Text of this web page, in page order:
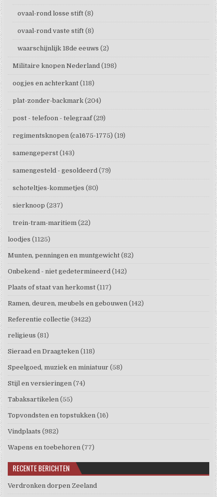
ovaal-rond losse stift (8)
ovaal-rond vaste stift (8)
waarschijnlijk 18de eeuws (2)
Militaire knopen Nederland (198)
oogjes en achterkant (118)
plat-zonder-backmark (204)
post - telefoon - telegraaf (29)
regimentsknopen (ca1675-1775) (19)
samengeperst (143)
samengesteld - gesoldeerd (79)
schoteltjes-kommetjes (80)
sierknoop (237)
trein-tram-maritiem (22)
loodjes (1125)
Munten, penningen en muntgewicht (82)
Onbekend - niet gedetermineerd (142)
Plaats of staat van herkomst (117)
Ramen, deuren, meubels en gebouwen (142)
Referentie collectie (3422)
religieus (81)
Sieraad en Draagteken (118)
Speelgoed, muziek en miniatuur (58)
Stijl en versieringen (74)
Tabaksartikelen (55)
Topvondsten en topstukken (16)
Vindplaats (982)
Wapens en toebehoren (77)
RECENTE BERICHTEN
Verdronken dorpen Zeeland